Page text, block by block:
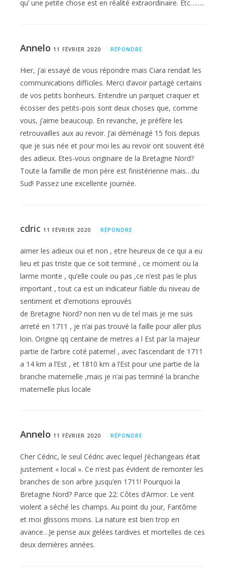
qu’ une petite chose est en réalité extraordinaire. Etc……..
Annelo 11 FÉVRIER 2020 RÉPONDRE
Hier, j’ai essayé de vous répondre mais Ciara rendait les
communications difficiles. Merci d’avoir partagé certains
de vos petits bonheurs. Entendre un parquet craquer et
écosser des petits-pois sont deux choses que, comme
vous, j’aime beaucoup. En revanche, je préfère les
retrouvailles aux au revoir. J’ai déménagé 15 fois depuis
que je suis née et pour moi les au revoir ont souvent été
des adieux. Etes-vous originaire de la Bretagne Nord?
Toute la famille de mon père est finistérienne mais…du
Sud! Passez une excellente journée.
cdric 11 FÉVRIER 2020 RÉPONDRE
aimer les adieux oui et non , etre heureux de ce qui a eu
lieu et pas triste que ce soit terminé , ce moment ou la
larme monte , qu’elle coule ou pas ,ce n’est pas le plus
important , tout ca est un indicateur fiable du niveau de
sentiment et d’emotions eprouvés
de Bretagne Nord? non rien vu de tel mais je me suis
arreté en 1711 , je n’ai pas trouvé la faille pour aller plus
loin. Origine qq centaine de metres a l Est par la majeur
partie de l’arbre coté paternel , avec l’ascendant de 1711
a 14 km a l’Est , et 1810 km a l’Est pour une partie de la
branche maternelle ,mais je n’ai pas terminé la branche
maternelle plus locale
Annelo 11 FÉVRIER 2020 RÉPONDRE
Cher Cédric, le seul Cédric avec lequel j’échangeais était
justement « local ». Ce n’est pas évident de remonter les
branches de son arbre jusqu’en 1711! Pourquoi la
Bretagne Nord? Parce que 22: Côtes d’Armor. Le vent
violent a séché les champs. Au point du jour, Fantôme
et moi glissons moins. La nature est bien trop en
avance…Je pense aux gelées tardives et mortelles de ces
deux dernières années.